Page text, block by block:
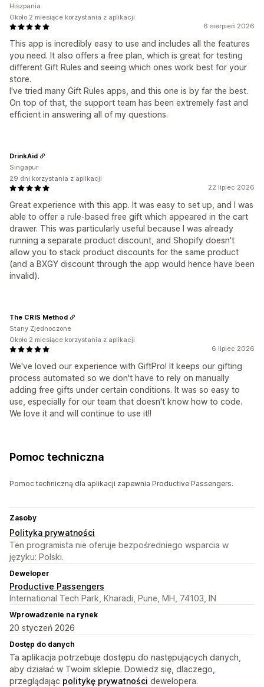
6 sierpień 2026
This app is incredibly easy to use and includes all the features
you need. It also offers a free plan, which is great for testing
different Gift Rules and seeing which ones work best for your
store.
I've tried many Gift Rules apps, and this one is by far the best.
On top of that, the support team has been extremely fast and
efficient in answering all of my questions.
Hiszpania
Około 2 miesiące korzystania z aplikacji
22 lipiec 2026
Great experience with this app. It was easy to set up, and I was
able to offer a rule-based free gift which appeared in the cart
drawer. This was particularly useful because I was already
running a separate product discount, and Shopify doesn't
allow you to stack product discounts for the same product
(and a BXGY discount through the app would hence have been
invalid).
DrinkAid
Singapur
29 dni korzystania z aplikacji
6 lipiec 2026
We've loved our experience with GiftPro! It keeps our gifting
process automated so we don't have to rely on manually
adding free gifts under certain conditions. It was so easy to
use, especially for our team that doesn't know how to code.
We love it and will continue to use it!!
The CRIS Method
Stany Zjednoczone
Około 2 miesiące korzystania z aplikacji
Pomoc techniczna
Pomoc techniczną dla aplikacji zapewnia Productive Passengers.
Zasoby
Polityka prywatności
Ten programista nie oferuje bezpośredniego wsparcia w
języku: Polski.
Deweloper
Productive Passengers
International Tech Park, Kharadi, Pune, MH, 74103, IN
Wprowadzenie na rynek
20 styczeń 2026
Dostęp do danych
Ta aplikacja potrzebuje dostępu do następujących danych,
aby działać w Twoim sklepie. Dowiedz się, dlaczego,
przeglądając politykę prywatności dewelopera.